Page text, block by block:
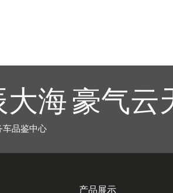
海 豪气云
车品鉴中心
产品展示